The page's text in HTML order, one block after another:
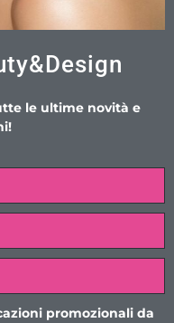
le ultime novità e
promozionali da